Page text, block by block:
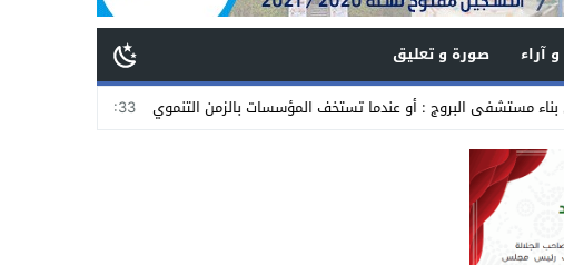
آراء
صورة و تعليق
: أو عندما تستخف المؤسسات بالزمن التنموي 20:33 بدعوة من الجمعية